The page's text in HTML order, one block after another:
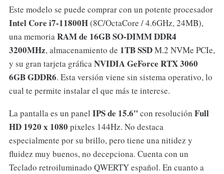
Este modelo se puede comprar con un potente procesador
Intel Core i7-11800H(8C/OctaCore / 4.6GHz, 24MB),
una memoriaRAM de 16GB SO-DIMM DDR4
3200MHz, almacenamiento de 1TB SSDM.2 NVMe PCIe,
y su gran tarjeta gráficaNVIDIA GeForce RTX 3060
6GB GDDR6. Esta versión viene sin sistema operativo, lo
cual te permite instalar el que más te interese.
La pantalla es un panel IPS de 15.6" con resolución Full
HD 1920 x 1080 pixeles 144Hz. No destaca
especialmente por su brillo, pero tiene una nitidez y
fluidez muy buenos, no decepciona. Cuenta con un
Teclado retroiluminado QWERTY español. En cuanto a